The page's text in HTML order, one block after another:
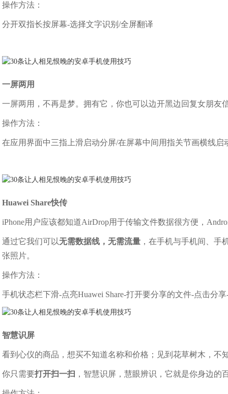
操作方法：
分开双指长按屏幕-选择文字识别/全屏翻译
一屏两用
一屏两用，不再是梦。拥有它，你也可以边开黑边回复女朋
操作方法：
在应用界面中三指上滑启动分屏/在屏幕中间用指关节画横线启
Huawei Share快传
iPhone用户应该都知道AirDrop用于传输文件数据很方便，
通过它我们可以无需数据线，无需流量 ，在手机与手机间、手
张照片。
操作方法：
手机状态栏下滑-点亮Huawei Share-打开要分享的文件-点击分
智慧识屏
看到心仪的商品，想买不知道名称和价格；见到花草树木，
你只需要打开扫一扫 ，智慧识屏，慧眼辨识，它就是你身边的